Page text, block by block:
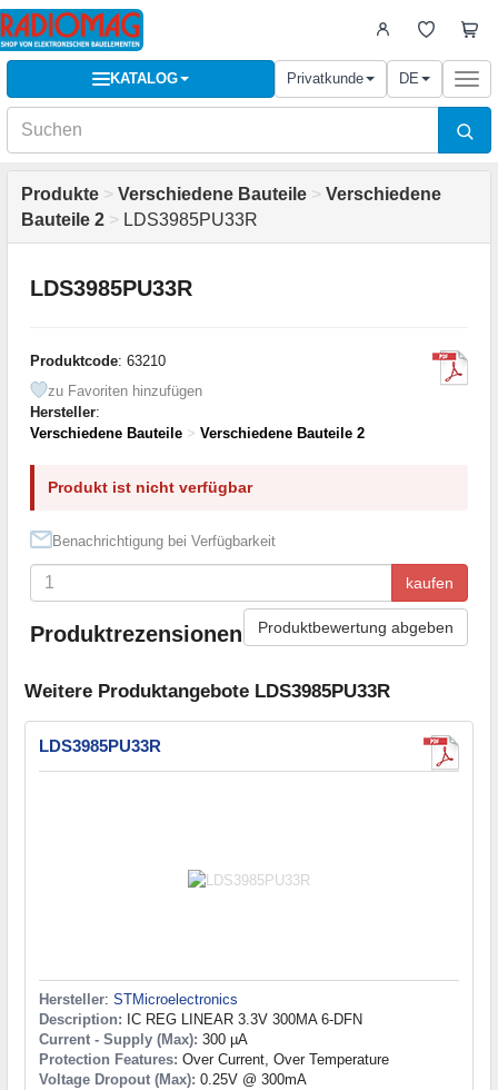
KATALOG Privatkunde DE
Produkte > Verschiedene Bauteile > Verschiedene
Bauteile 2 > LDS3985PU33R
LDS3985PU33R
Produktcode: 63210
zu Favoriten hinzufügen
Hersteller:
Verschiedene Bauteile > Verschiedene Bauteile 2
Produkt ist nicht verfügbar
Benachrichtigung bei Verfügbarkeit
kaufen
Produktrezensionen Produktbewertung abgeben
Weitere Produktangebote LDS3985PU33R
LDS3985PU33R
Hersteller: STMicroelectronics
Description: IC REG LINEAR 3.3V 300MA 6-DFN
Current - Supply (Max): 300 µA
Protection Features: Over Current, Over Temperature
Voltage Dropout (Max): 0.25V @ 300mA